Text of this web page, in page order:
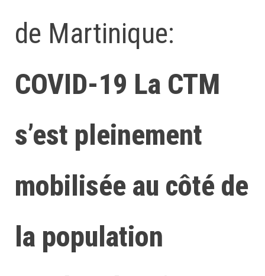
de Martinique:
COVID-19 La CTM
s’est pleinement
mobilisée au côté de
la population